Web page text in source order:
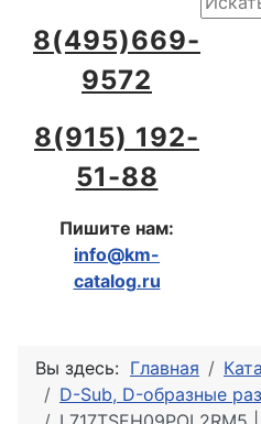
8(495)669-
9572
8(915) 192-
51-88
Пишите нам:
info@km-
catalog.ru
Вы здесь: Главная
D-Sub, D-образные